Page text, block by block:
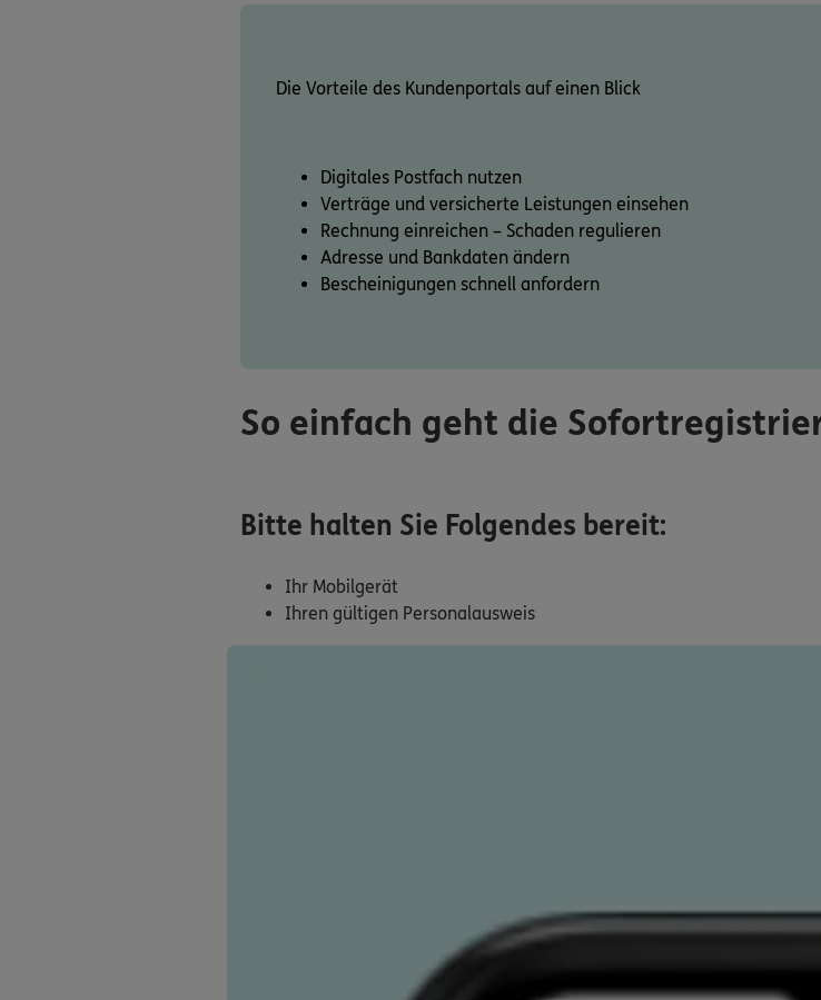
Die Vorteile des Kundenportals auf einen Blick
Digitales Postfach nutzen
Verträge und versicherte Leistungen einsehen
Rechnung einreichen – Schaden regulieren
Adresse und Bankdaten ändern
Bescheinigungen schnell anfordern
So einfach geht die
Bitte halten Sie Folgendes bereit:
Ihr Mobilgerät
Ihren gültigen Personalausweis